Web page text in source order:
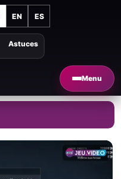
EN ES
Menu
Astuces